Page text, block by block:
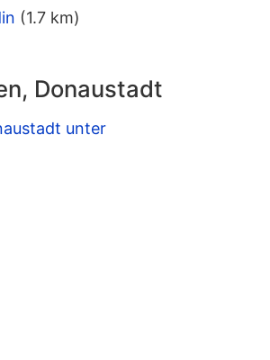
(1.7 km)
Donaustadt
unter